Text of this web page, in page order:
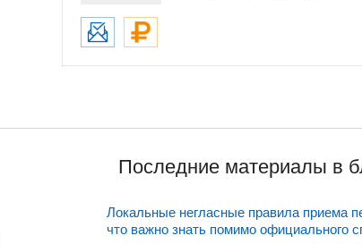
Последние материалы в
Локальные негласные правила приема
что важно знать помимо официального